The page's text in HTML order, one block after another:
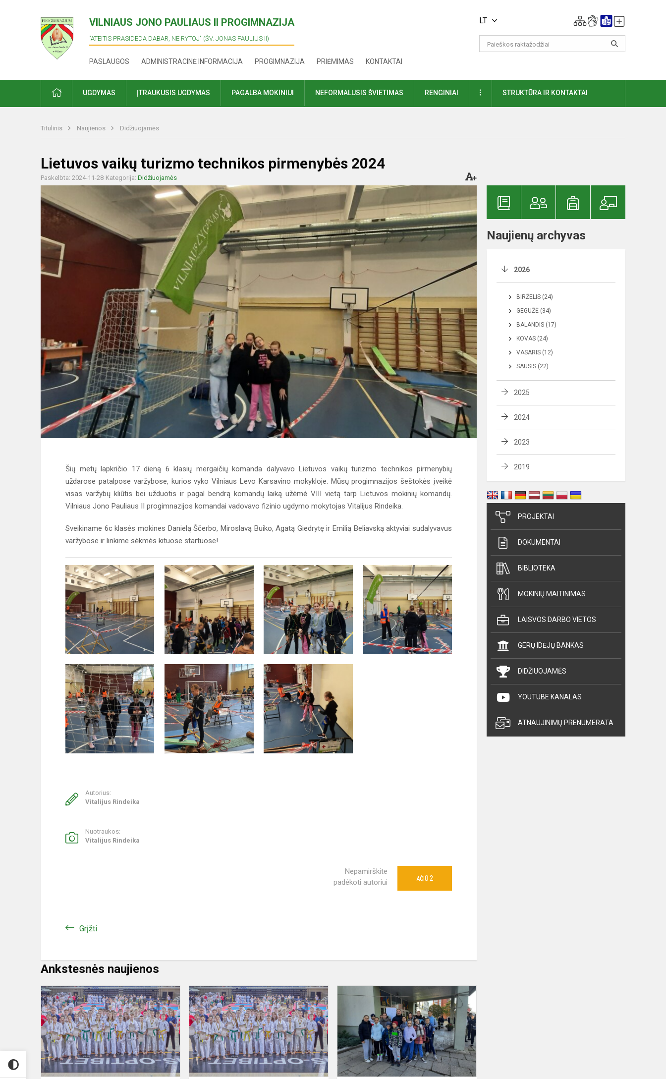
VILNIAUS JONO PAULIAUS II PROGIMNAZIJA
"ATEITIS PRASIDEDA DABAR, NE RYTOJ" (ŠV. JONAS PAULIUS II)
PASLAUGOS ADMINISTRACINĖ INFORMACIJA PROGIMNAZIJA PRIĖMIMAS KONTAKTAI
LT
PRADŽIAUGDYMAS ĮTRAUKUSIS UGDYMAS PAGALBA MOKINIUI NEFORMALUSIS ŠVIETIMAS RENGINIAI DAUGIAUSTRUKTŪRA IR KONTAKTAI
Titulinis Naujienos Didžiuojamės
Lietuvos vaikų turizmo technikos pirmenybės 2024
Paskelbta: 2024-11-28 Kategorija: Didžiuojamės
Šių metų lapkričio 17 dieną 6 klasių mergaičių komanda dalyvavo Lietuvos vaikų turizmo technikos pirmenybių
uždarose patalpose varžybose, kurios vyko Vilniaus Levo Karsavino mokykloje. Mūsų progimnazijos šeštokės įveikė
visas varžybų kliūtis bei užduotis ir pagal bendrą komandų laiką užėmė VIII vietą tarp Lietuvos mokinių komandų.
Vilniaus Jono Pauliaus II progimnazijos komandai vadovavo fizinio ugdymo mokytojas Vitalijus Rindeika.
Sveikiname 6c klasės mokines Danielą Ščerbo, Miroslavą Buiko, Agatą Giedrytę ir Emilią Beliavską aktyviai sudalyvavus
varžybose ir linkime sėkmės kituose startuose!
Autorius:
Vitalijus Rindeika
Nuotraukos:
Vitalijus Rindeika
Nepamirškite
padėkoti autoriui
AČIŪ 2
Grįžti
Ankstesnės naujienos
Zawody
o
Puchar
Litwy
2024
Lietuvos
taurės
varžybos
2024
Zawody
2024
Naujienų archyvas
2026
BIRŽELIS (24)
GEGUŽĖ (34)
BALANDIS (17)
KOVAS (24)
VASARIS (12)
SAUSIS (22)
2025
2024
2023
2019
PROJEKTAI
DOKUMENTAI
BIBLIOTEKA
MOKINIŲ MAITINIMAS
LAISVOS DARBO VIETOS
GERŲ IDĖJŲ BANKAS
DIDŽIUOJAMĖS
YOUTUBE KANALAS
ATNAUJINIMŲ PRENUMERATA